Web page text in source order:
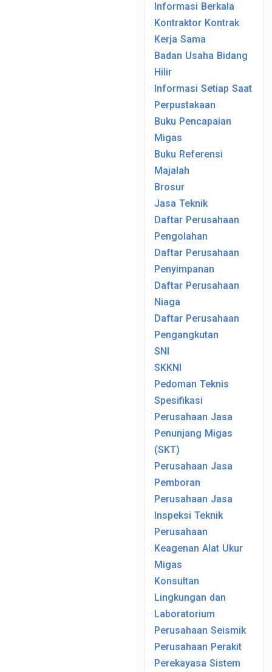
Informasi Berkala
Kontraktor Kontrak
Kerja Sama
Badan Usaha Bidang
Hilir
Informasi Setiap Saat
Perpustakaan
Buku Pencapaian
Migas
Buku Referensi
Majalah
Brosur
Jasa Teknik
Daftar Perusahaan
Pengolahan
Daftar Perusahaan
Penyimpanan
Daftar Perusahaan
Niaga
Daftar Perusahaan
Pengangkutan
SNI
SKKNI
Pedoman Teknis
Spesifikasi
Perusahaan Jasa
Penunjang Migas
(SKT)
Perusahaan Jasa
Pemboran
Perusahaan Jasa
Inspeksi Teknik
Perusahaan
Keagenan Alat Ukur
Migas
Konsultan
Lingkungan dan
Laboratorium
Perusahaan Seismik
Perusahaan Perakit
Perekayasa Sistem